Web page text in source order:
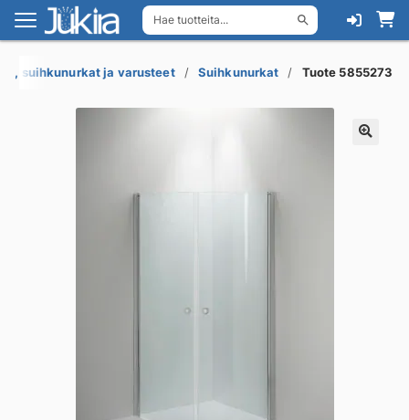
Hae tuotteita...
Siirry
navigointiin
Siirry
sisältöön
, suihkunurkat ja varusteet Suihkunurkat Tuote 5855273